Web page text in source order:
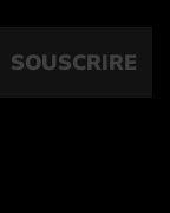
SOUSCRIRE